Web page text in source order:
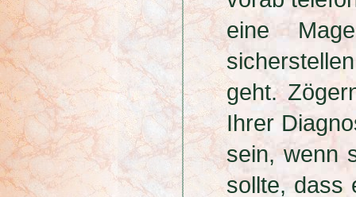
eine
geht.
Ihrer
sein, wenn
sollte, dass